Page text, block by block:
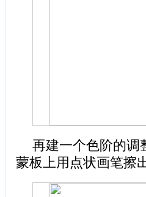
再建一个色阶的调
蒙板上用点状画笔擦